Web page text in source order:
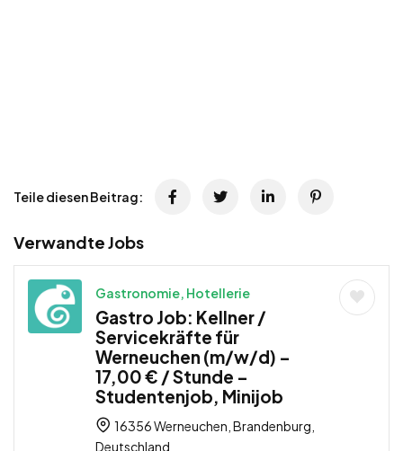
Teile diesen Beitrag:
Verwandte Jobs
Gastronomie, Hotellerie
Gastro Job: Kellner /
Servicekräfte für
Werneuchen (m/w/d) –
17,00 € / Stunde –
Studentenjob, Minijob
16356 Werneuchen, Brandenburg,
Deutschland